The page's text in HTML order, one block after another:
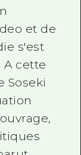
et de
s'est
cette
Soseki